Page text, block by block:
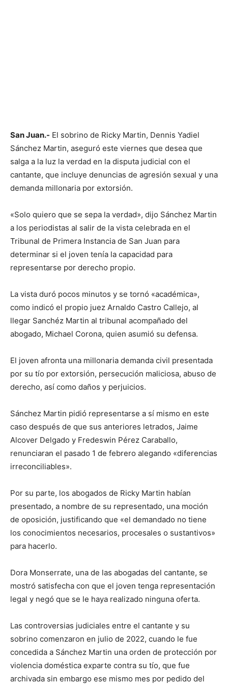
San Juan.- El sobrino de Ricky Martin, Dennis Yadiel
Sánchez Martin, aseguró este viernes que desea que
salga a la luz la verdad en la disputa judicial con el
cantante, que incluye denuncias de agresión sexual y una
demanda millonaria por extorsión.
«Solo quiero que se sepa la verdad», dijo Sánchez Martin
a los periodistas al salir de la vista celebrada en el
Tribunal de Primera Instancia de San Juan para
determinar si el joven tenía la capacidad para
representarse por derecho propio.
La vista duró pocos minutos y se tornó «académica»,
como indicó el propio juez Arnaldo Castro Callejo, al
llegar Sanchéz Martin al tribunal acompañado del
abogado, Michael Corona, quien asumió su defensa.
El joven afronta una millonaria demanda civil presentada
por su tío por extorsión, persecución maliciosa, abuso de
derecho, así como daños y perjuicios.
Sánchez Martin pidió representarse a sí mismo en este
caso después de que sus anteriores letrados, Jaime
Alcover Delgado y Fredeswin Pérez Caraballo,
renunciaran el pasado 1 de febrero alegando «diferencias
irreconciliables».
Por su parte, los abogados de Ricky Martin habían
presentado, a nombre de su representado, una moción
de oposición, justificando que «el demandado no tiene
los conocimientos necesarios, procesales o sustantivos»
para hacerlo.
Dora Monserrate, una de las abogadas del cantante, se
mostró satisfecha con que el joven tenga representación
legal y negó que se le haya realizado ninguna oferta.
Las controversias judiciales entre el cantante y su
sobrino comenzaron en julio de 2022, cuando le fue
concedida a Sánchez Martin una orden de protección por
violencia doméstica exparte contra su tío, que fue
archivada sin embargo ese mismo mes por pedido del